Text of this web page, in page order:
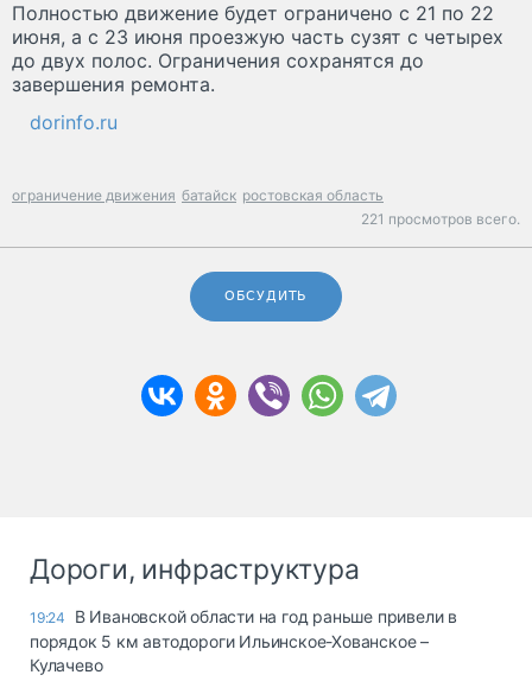
Полностью движение будет ограничено с 21 по 22
июня, а с 23 июня проезжую часть сузят с четырех
до двух полос. Ограничения сохранятся до
завершения ремонта.
dorinfo.ru
ограничение движения батайск ростовская область
221 просмотров всего.
ОБСУДИТЬ
Дороги, инфраструктура
19:24
В Ивановской области на год раньше привели в
порядок 5 км автодороги Ильинское-Хованское –
Кулачево